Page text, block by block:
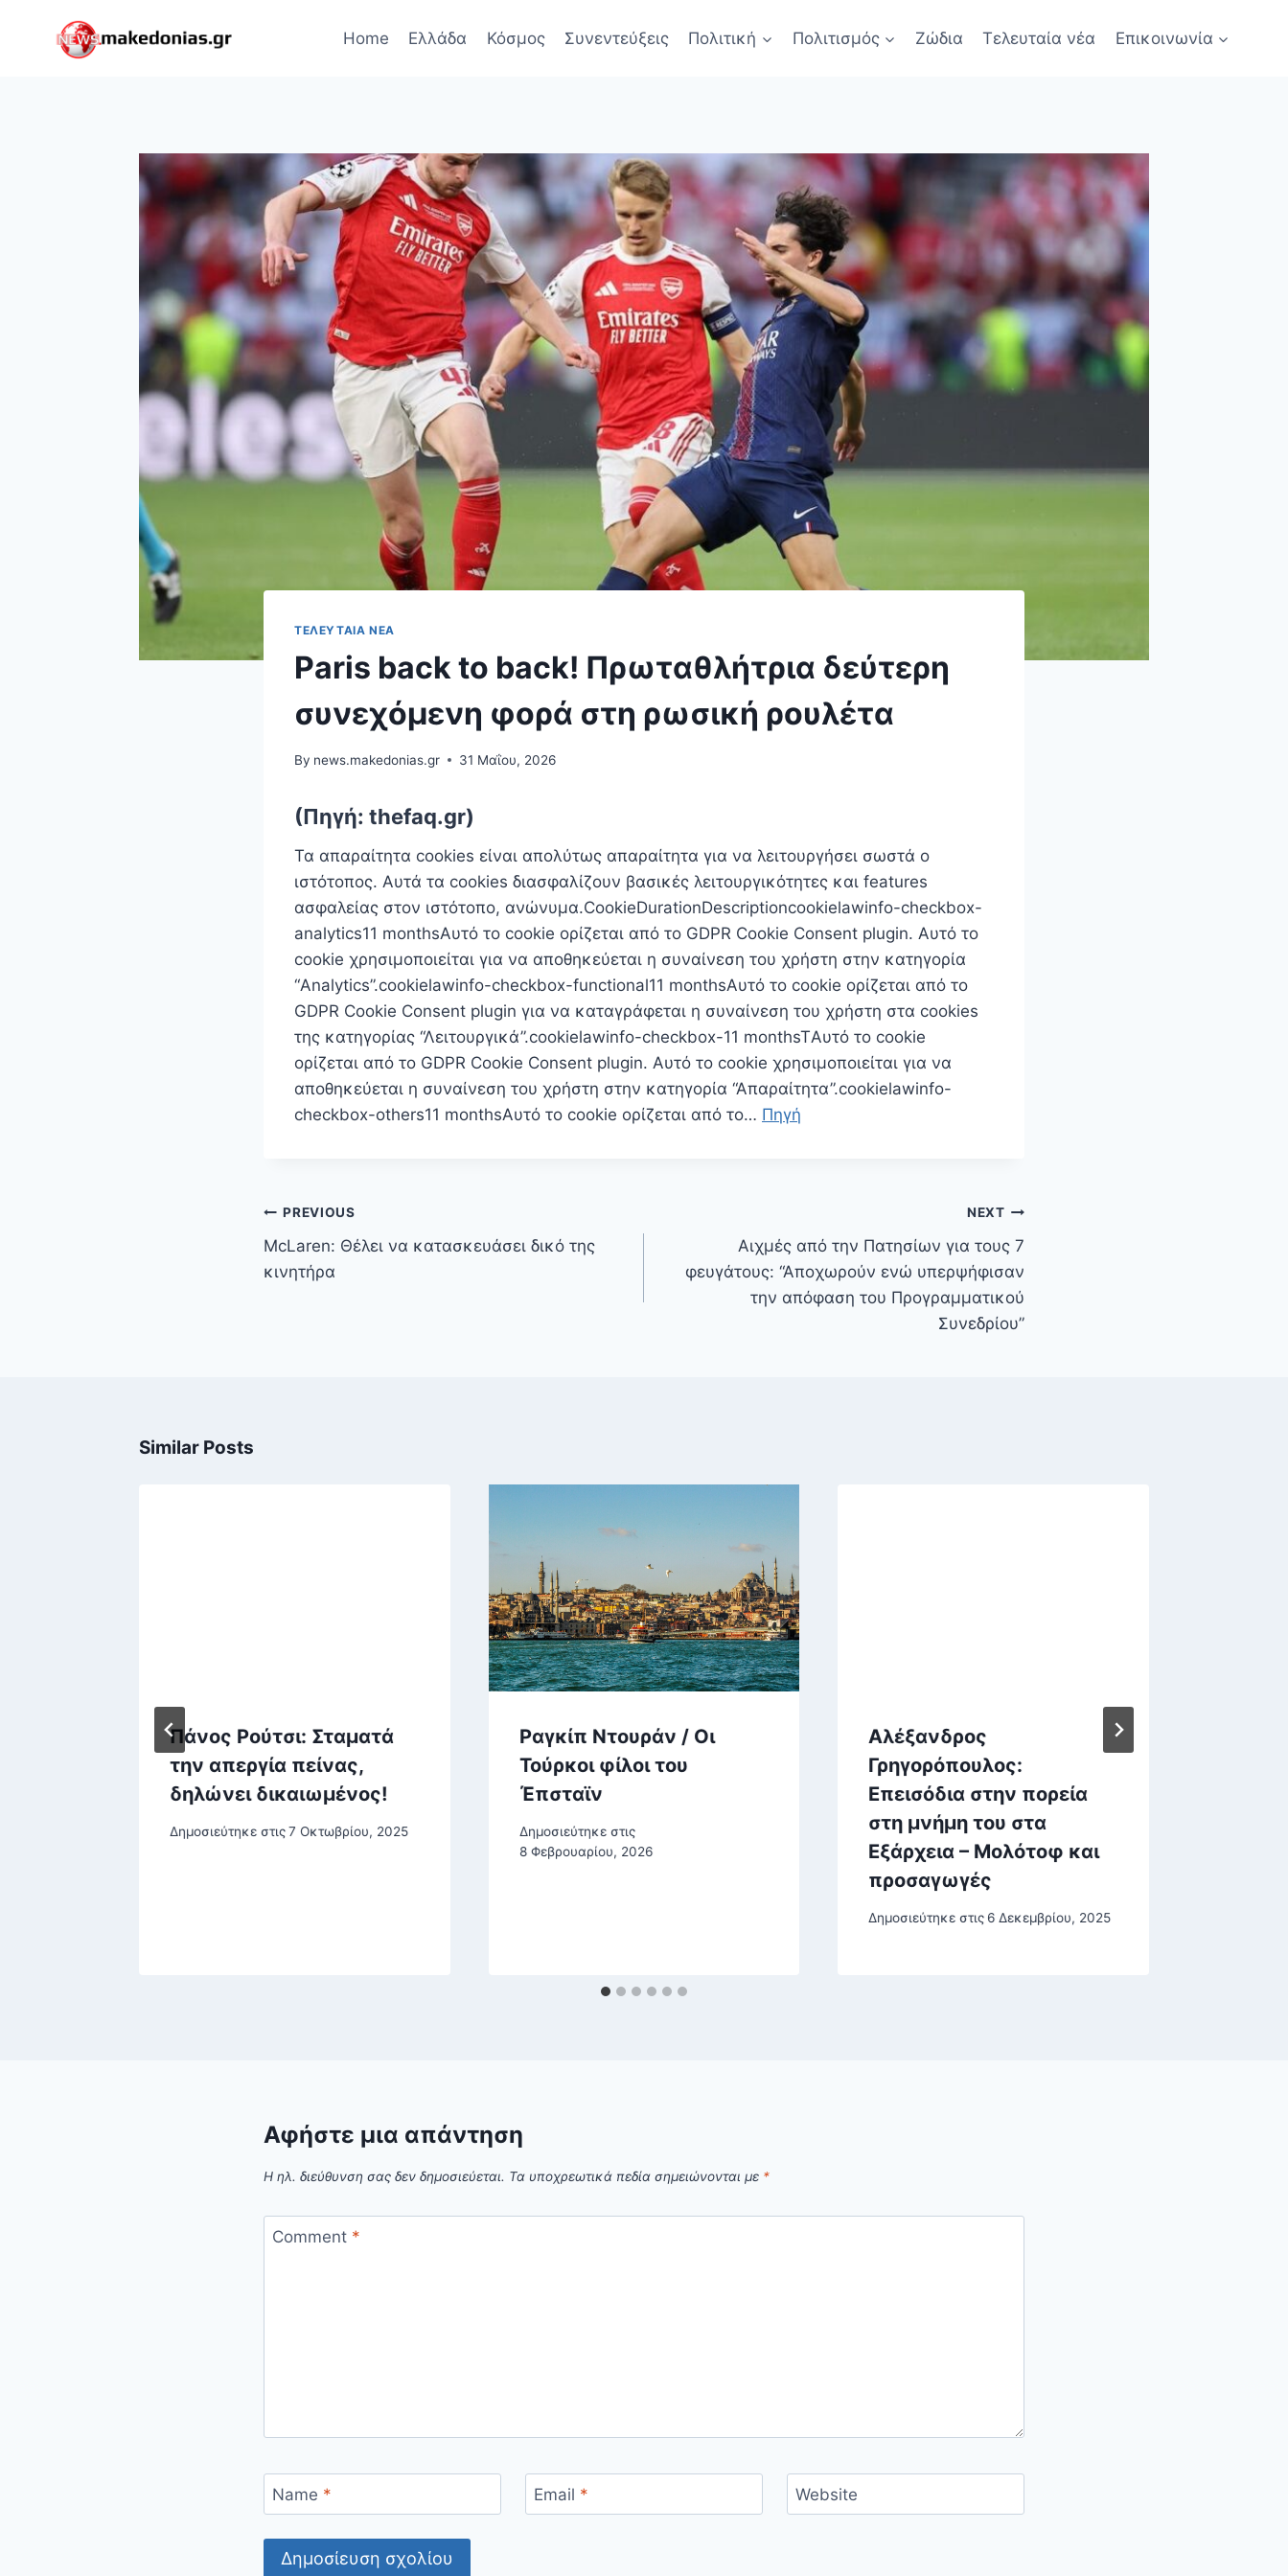
Home Ελλάδα Κόσμος Συνεντεύξεις Πολιτική Πολιτισμός Ζώδια Τελευταία νέα Επικοινωνία
ΤΕΛΕΥΤΑΊΑ ΝΈΑ
Paris back to back! Πρωταθλήτρια δεύτερη
συνεχόμενη φορά στη ρωσική ρουλέτα
By news.makedonias.gr 31 Μαΐου, 2026
(Πηγή: thefaq.gr)
Τα απαραίτητα cookies είναι απoλύτως απαραίτητα για να λειτουργήσει σωστά ο
ιστότοπος. Αυτά τα cookies διασφαλίζουν βασικές λειτουργικότητες και features
ασφαλείας στον ιστότοπο, ανώνυμα.CookieDurationDescriptioncookielawinfo-checkbox-
analytics11 monthsΑυτό το cookie ορίζεται από το GDPR Cookie Consent plugin. Αυτό το
cookie χρησιμοποιείται για να αποθηκεύεται η συναίνεση του χρήστη στην κατηγορία
“Analytics”.cookielawinfo-checkbox-functional11 monthsΑυτό το cookie ορίζεται από το
GDPR Cookie Consent plugin για να καταγράφεται η συναίνεση του χρήστη στα cookies
της κατηγορίας “Λειτουργικά”.cookielawinfo-checkbox-11 monthsTΑυτό το cookie
ορίζεται από το GDPR Cookie Consent plugin. Αυτό το cookie χρησιμοποιείται για να
αποθηκεύεται η συναίνεση του χρήστη στην κατηγορία “Απαραίτητα”.cookielawinfo-
checkbox-others11 monthsΑυτό το cookie ορίζεται από το… Πηγή
Πλοήγηση
άρθρων
PREVIOUS
McLaren: Θέλει να κατασκευάσει δικό της
κινητήρα
NEXT
Αιχμές από την Πατησίων για τους 7
φευγάτους: “Αποχωρούν ενώ υπερψήφισαν
την απόφαση του Προγραμματικού
Συνεδρίου”
Similar Posts
Πάνος Ρούτσι: Σταματά
την απεργία πείνας,
δηλώνει δικαιωμένος!
Δημοσιεύτηκε στις7 Οκτωβρίου, 2025
Ραγκίπ Ντουράν / Οι
Τούρκοι φίλοι του
Έπσταϊν
Δημοσιεύτηκε στις
8 Φεβρουαρίου, 2026
Aλέξανδρος
Γρηγορόπουλος:
Επεισόδια στην πορεία
στη μνήμη του στα
Εξάρχεια – Μολότοφ και
προσαγωγές
Δημοσιεύτηκε στις 6 Δεκεμβρίου, 2025
Αφήστε μια απάντηση
Η ηλ. διεύθυνση σας δεν δημοσιεύεται. Τα υποχρεωτικά πεδία σημειώνονται με *
Comment *
Name * Email * Website